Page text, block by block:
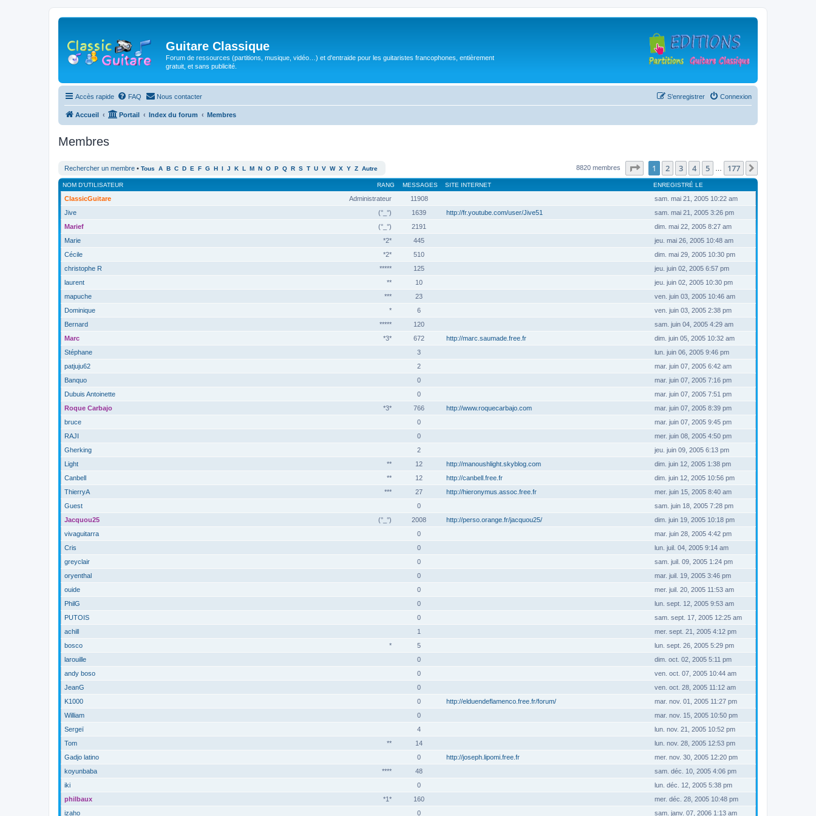
Guitare Classique
Forum de ressources (partitions, musique, vidéo…) et d'entraide pour les guitaristes francophones, entièrement
gratuit, et sans publicité.
Accès rapide FAQ Nous contacter Connexion
S’enregistrer
Accueil Portail Index du forum Membres
Membres
Rechercher un membre • Tous A B C D E F G H I J K L M N O P Q R S T U V W X Y Z Autre 8820 membres Page sur177
1 2 3 4 5 177
RANG
NOM D’UTILISATEUR MESSAGES SITE INTERNET ENREGISTRÉ LE
Administrateur
ClassicGuitare 11908
sam. mai 21, 2005 10:22 am
(°_°)
Jive 1639 http://fr.youtube.com/user/Jive51
sam. mai 21, 2005 3:26 pm
(°_°)
Marief 2191
dim. mai 22, 2005 8:27 am
*2*
Marie 445
jeu. mai 26, 2005 10:48 am
*2*
Cécile 510
dim. mai 29, 2005 10:30 pm
*****
christophe R 125
jeu. juin 02, 2005 6:57 pm
**
laurent 10
jeu. juin 02, 2005 10:30 pm
***
mapuche 23
ven. juin 03, 2005 10:46 am
*
Dominique 6
ven. juin 03, 2005 2:38 pm
*****
Bernard 120
sam. juin 04, 2005 4:29 am
*3*
Marc 672 http://marc.saumade.free.fr
dim. juin 05, 2005 10:32 am
Stéphane
3
lun. juin 06, 2005 9:46 pm
patjuju62
2
mar. juin 07, 2005 6:42 am
Banquo
0
mar. juin 07, 2005 7:16 pm
Dubuis Antoinette
0
mar. juin 07, 2005 7:51 pm
*3*
Roque Carbajo 766 http://www.roquecarbajo.com
mar. juin 07, 2005 8:39 pm
bruce
0
mar. juin 07, 2005 9:45 pm
RAJI
0
mer. juin 08, 2005 4:50 pm
Gherking
2
jeu. juin 09, 2005 6:13 pm
**
Light 12 http://manoushlight.skyblog.com
dim. juin 12, 2005 1:38 pm
**
Canbell 12 http://canbell.free.fr
dim. juin 12, 2005 10:56 pm
***
ThierryA 27 http://hieronymus.assoc.free.fr
mer. juin 15, 2005 8:40 am
Guest
0
sam. juin 18, 2005 7:28 pm
(°_°)
Jacquou25 2008 http://perso.orange.fr/jacquou25/
dim. juin 19, 2005 10:18 pm
vivaguitarra
0
mar. juin 28, 2005 4:42 pm
Cris
0
lun. juil. 04, 2005 9:14 am
greyclair
0
sam. juil. 09, 2005 1:24 pm
oryenthal
0
mar. juil. 19, 2005 3:46 pm
ouide
0
mer. juil. 20, 2005 11:53 am
PhilG
0
lun. sept. 12, 2005 9:53 am
PUTOIS
0
sam. sept. 17, 2005 12:25 am
achill
1
mer. sept. 21, 2005 4:12 pm
*
bosco 5
lun. sept. 26, 2005 5:29 pm
larouille
0
dim. oct. 02, 2005 5:11 pm
andy boso
0
ven. oct. 07, 2005 10:44 am
JeanG
0
ven. oct. 28, 2005 11:12 am
K1000
0 http://elduendeflamenco.free.fr/forum/
mar. nov. 01, 2005 11:27 pm
William
0
mar. nov. 15, 2005 10:50 pm
Sergeï
4
lun. nov. 21, 2005 10:52 pm
**
Tom 14
lun. nov. 28, 2005 12:53 pm
Gadjo latino
0 http://joseph.lipomi.free.fr
mer. nov. 30, 2005 12:20 pm
****
koyunbaba 48
sam. déc. 10, 2005 4:06 pm
iki
0
lun. déc. 12, 2005 5:38 pm
*1*
philbaux 160
mer. déc. 28, 2005 10:48 pm
izaho
0 sam. janv. 07, 2006 1:13 am